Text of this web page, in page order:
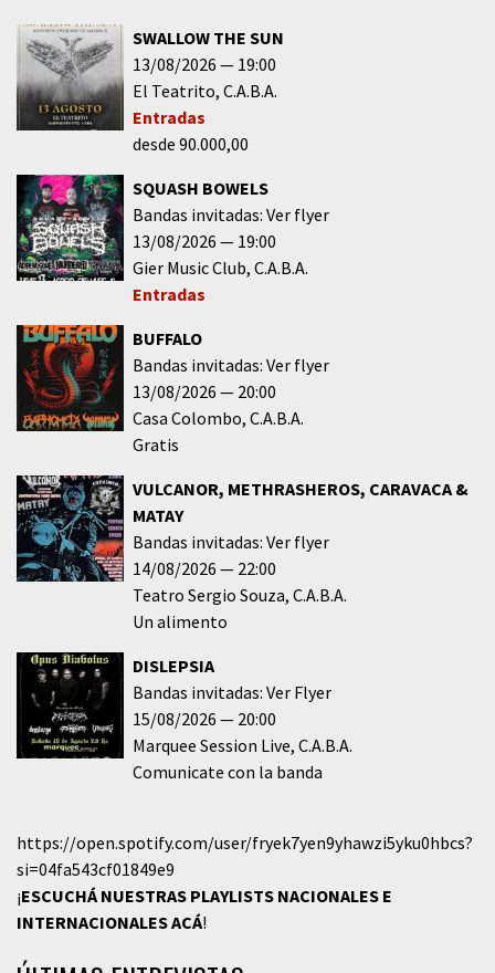
SWALLOW THE SUN
13/08/2026
19:00
El Teatrito C.A.B.A.
Entradas
desde 90.000,00
SQUASH BOWELS
Bandas invitadas: Ver flyer
13/08/2026
19:00
Gier Music Club C.A.B.A.
Entradas
BUFFALO
Bandas invitadas: Ver flyer
13/08/2026
20:00
Casa Colombo C.A.B.A.
Gratis
VULCANOR, METHRASHEROS, CARAVACA &
MATAY
Bandas invitadas: Ver flyer
14/08/2026
22:00
Teatro Sergio Souza C.A.B.A.
Un alimento
DISLEPSIA
Bandas invitadas: Ver Flyer
15/08/2026
20:00
Marquee Session Live C.A.B.A.
Comunicate con la banda
https://open.spotify.com/user/fryek7yen9yhawzi5yku0hbcs?
si=04fa543cf01849e9
¡ESCUCHÁ NUESTRAS PLAYLISTS NACIONALES E
INTERNACIONALESACÁ!